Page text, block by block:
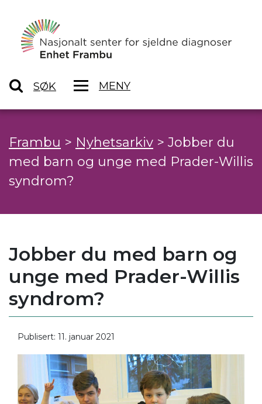
SØK MENY
Frambu > Nyhetsarkiv > Jobber du
med barn og unge med Prader-Willis
syndrom?
Jobber du med barn og
unge med Prader-Willis
syndrom?
Publisert: 11. januar 2021